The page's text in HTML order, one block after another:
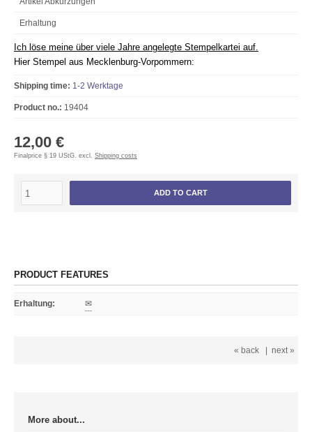
Erhaltung
Ich löse meine über viele Jahre angelegte Stempelkartei auf.
Hier Stempel aus Mecklenburg-Vorpommern:
Shipping time: 1-2 Werktage
Product no.: 19404
12,00 €
Finalprice § 19 UStG. excl. Shipping costs
ADD TO CART
PRODUCT FEATURES
Erhaltung: ✉
« back next »
More about...